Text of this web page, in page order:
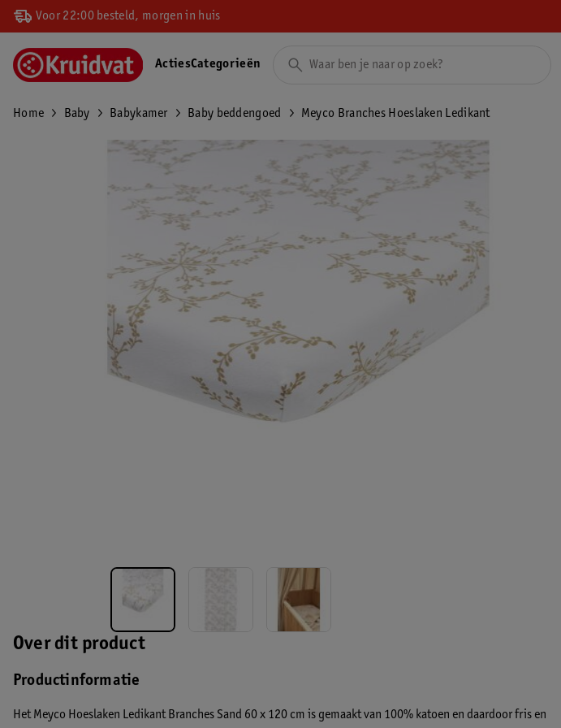
Voor 22:00 besteld, morgen in huis
ActiesCategorieën
Home Baby Babykamer Baby beddengoed Meyco Branches Hoeslaken Ledikant
Over dit product
Productinformatie
Het Meyco Hoeslaken Ledikant Branches Sand 60 x 120 cm is gemaakt van 100% katoen en daardoor fris en